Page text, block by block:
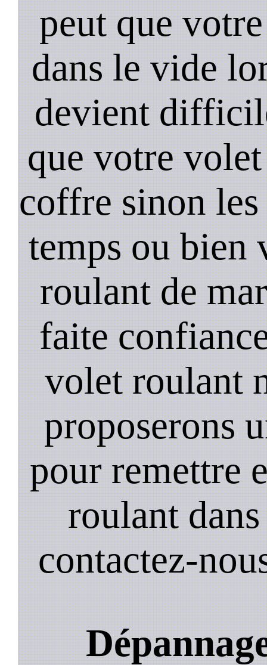
peut que
dans le vide
devient
que votre
coffre sinon les
temps ou bien
roulant de
faite
volet roulant
proposerons
pour remettre
roulant
contactez-